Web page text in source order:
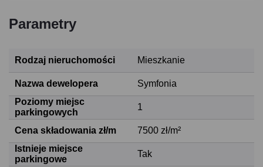
Parametry
Rodzaj nieruchomości Mieszkanie
Nazwa dewelopera
Symfonia
Poziomy miejsc
parkingowych
1
Cena składowania zł/m
7500 zł/m²
Istnieje miejsce
parkingowe
Tak